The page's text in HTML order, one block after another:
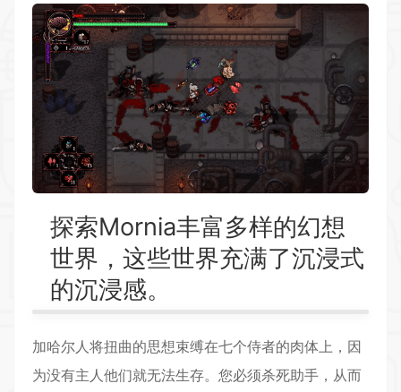
探索Mornia丰富多样的幻想
世界，这些世界充满了沉浸式
的沉浸感。
加哈尔人将扭曲的思想束缚在七个侍者的肉体上，因
为没有主人他们就无法生存。您必须杀死助手，从而